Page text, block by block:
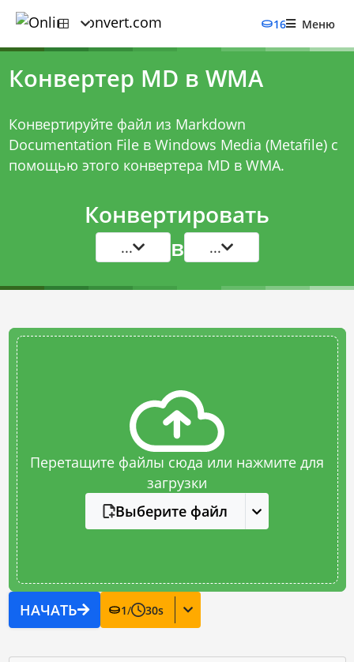
16 Меню
Конвертер MD в WMA
Конвертируйте файл из Markdown
Documentation File в Windows Media (Metafile) с
помощью этого конвертера MD в WMA.
Конвертировать
... в ...
Перетащите файлы сюда или нажмите для
загрузки
Выберите файл
НАЧАТЬ 1/ 30s